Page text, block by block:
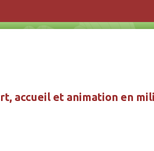
accueil et animation en